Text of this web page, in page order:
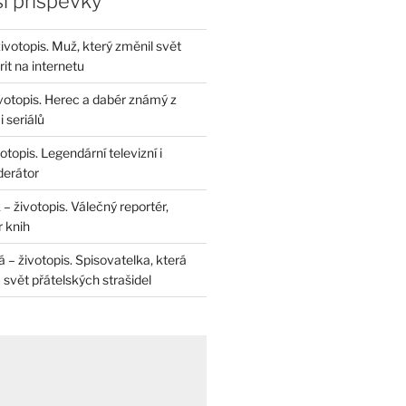
Muž, který změnil svět
na internetu
Herec a dabér známý z
seriálů
Legendární televizní i
životopis. Válečný reportér,
knih
– životopis. Spisovatelka, která
přátelských strašidel